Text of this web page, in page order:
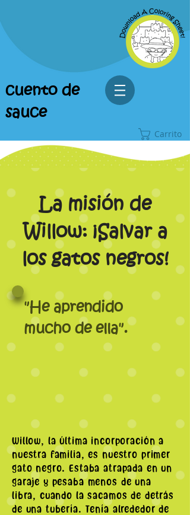
cuento de
sauce
Carrito
La misión de
Willow: ¡Salvar a
los gatos negros!
"He aprendido
mucho de ella".
Willow, la última incorporación a
nuestra familia, es nuestro primer
gato negro. Estaba atrapada en un
garaje y pesaba menos de una
libra, cuando la sacamos de detrás
de una tubería. Tenía alrededor de